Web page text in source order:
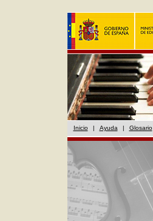
Inicio | Ayuda | Glosario